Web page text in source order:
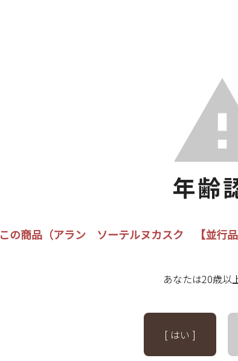
この商品（アラン ソーテルヌカスク 【並行品
あなたは20歳以
[ はい ]